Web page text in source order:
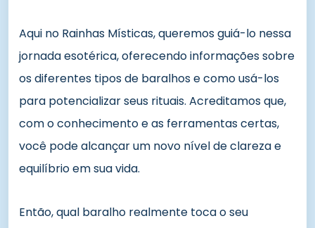
Aqui no Rainhas Místicas, queremos guiá-lo nessa
jornada esotérica, oferecendo informações sobre
os diferentes tipos de baralhos e como usá-los
para potencializar seus rituais. Acreditamos que,
com o conhecimento e as ferramentas certas,
você pode alcançar um novo nível de clareza e
equilíbrio em sua vida.
Então, qual baralho realmente toca o seu